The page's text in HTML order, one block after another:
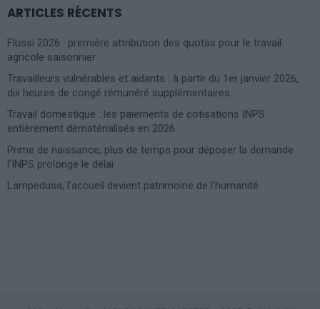
ARTICLES RÉCENTS
Flussi 2026 : première attribution des quotas pour le travail
agricole saisonnier
Travailleurs vulnérables et aidants : à partir du 1er janvier 2026,
dix heures de congé rémunéré supplémentaires
Travail domestique : les paiements de cotisations INPS
entièrement dématérialisés en 2026
Prime de naissance, plus de temps pour déposer la demande :
l’INPS prolonge le délai
Lampedusa, l’accueil devient patrimoine de l’humanité